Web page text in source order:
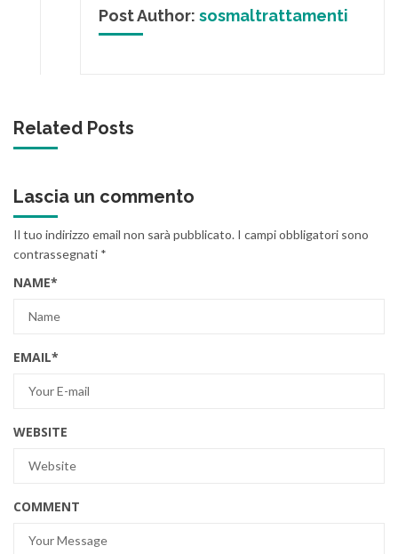
Post Author: sosmaltrattamenti
Related Posts
Lascia un commento
Il tuo indirizzo email non sarà pubblicato. I campi obbligatori sono
contrassegnati *
NAME*
EMAIL*
WEBSITE
COMMENT